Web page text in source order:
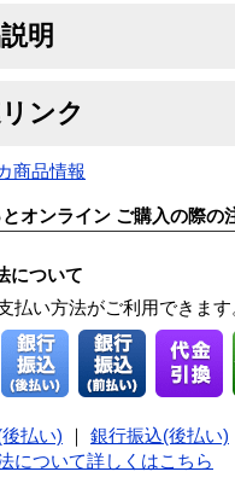
明
ンク
商品情報
オンライン ご購入の際の
について
払い方法がご利用できます
払い) 銀行振込(後払い)
について詳しくはこちら